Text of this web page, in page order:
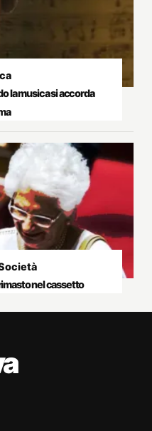
la musica si accorda
nel cassetto